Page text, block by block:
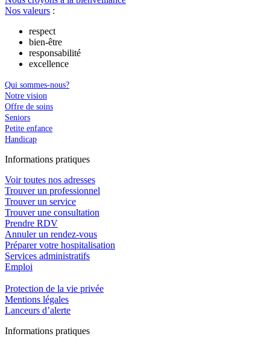
Nos valeurs :
respect
bien-être
responsabilité
excellence
Qui sommes-nous?
Notre vision
Offre de soins
Seniors
Petite enfance
Handicap
Informations pratiques
Voir toutes nos adresses
Trouver un professionnel
Trouver un service
Trouver une consultation
Prendre RDV
Annuler un rendez-vous
Préparer votre hospitalisation
Services administratifs
Emploi​
Protection de la vie privée
Mentions légales
Lanceurs d’alerte
Informations pratiques